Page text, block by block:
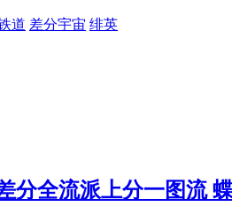
道 差分宇宙 绯英
分全流派上分一图流